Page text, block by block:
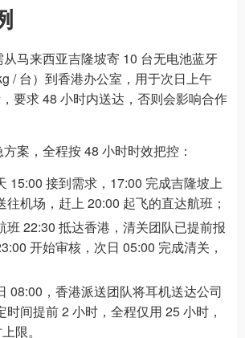
马来西亚吉隆坡寄 10 台无电池蓝牙
/ 台）到香港办公室，用于次日上午
要求 48 小时内送达，否则会影响合作
案，全程按 48 小时时效把控：
15:00 接到需求，17:00 完成吉隆坡上
往机场，赶上 20:00 起飞的直达航班；
班 22:30 抵达香港，清关团队已提前报
开始审核，次日 05:00 完成清关，
08:00，香港派送团队将耳机送达公司
时间提前 2 小时，全程仅用 25 小时，
限。